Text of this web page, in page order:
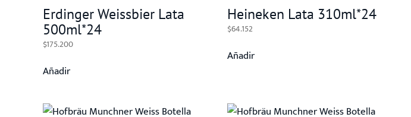
Erdinger Weissbier Lata
500ml*24
$175.200
Añadir
Heineken Lata 310ml*24
$64.152
Añadir